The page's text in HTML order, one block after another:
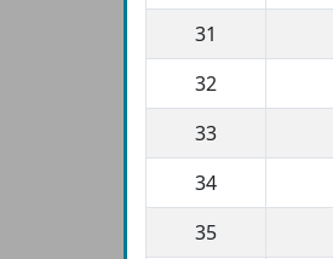
31
32
33
34
35